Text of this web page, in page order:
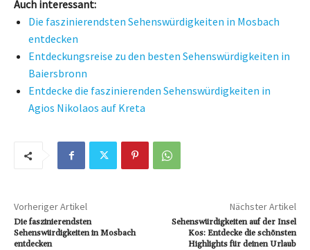
Auch interessant:
Die faszinierendsten Sehenswürdigkeiten in Mosbach
entdecken
Entdeckungsreise zu den besten Sehenswürdigkeiten in
Baiersbronn
Entdecke die faszinierenden Sehenswürdigkeiten in
Agios Nikolaos auf Kreta
Vorheriger Artikel
Die faszinierendsten
Sehenswürdigkeiten in Mosbach
entdecken
Nächster Artikel
Sehenswürdigkeiten auf der Insel
Kos: Entdecke die schönsten
Highlights für deinen Urlaub